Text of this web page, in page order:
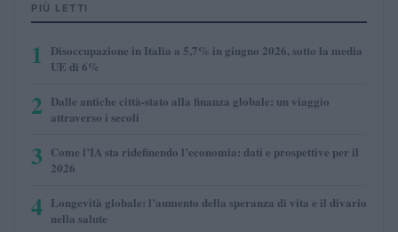
PIÙ LETTI
1
Disoccupazione in Italia a 5,7% in giugno 2026, sotto la media
UE di 6%
2 Dalle antiche città-stato alla finanza globale: un viaggio
attraverso i secoli
3 Come l’IA sta ridefinendo l’economia: dati e prospettive per il
2026
4 Longevità globale: l’aumento della speranza di vita e il divario
nella salute